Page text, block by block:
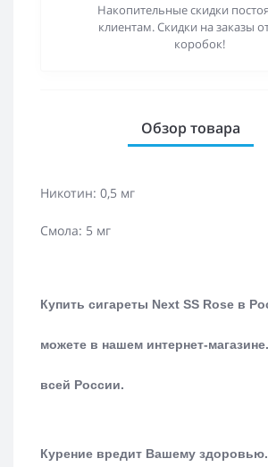
Накопительные скидки
клиентам. Скидки на заказы
коробок!
Обзор товара
Никотин: 0,5 мг
Смола: 5 мг
Купить сигареты Next SS Rose в
можете в нашем интернет-магазине.
всей России.
Курение вредит Вашему здоровью.